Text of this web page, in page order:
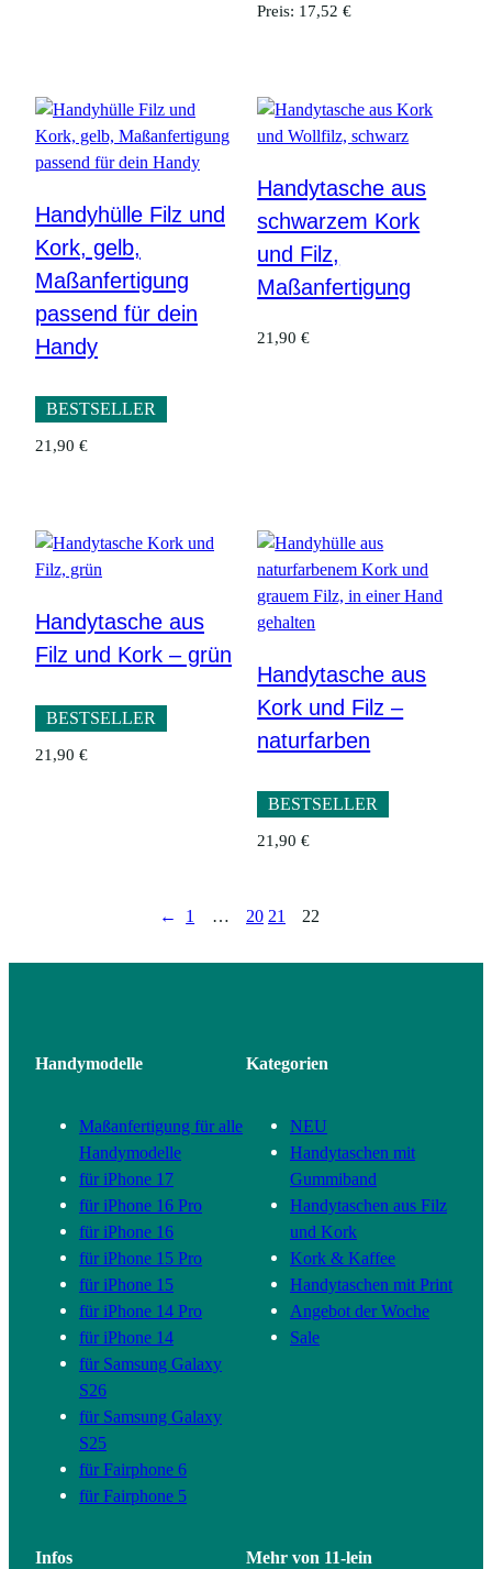
Preis: 17,52€Aktueller
Handyhülle Filz und
Kork, gelb,
Maßanfertigung
passend für dein
Handy
BESTSELLER
21,90 €
Handytasche aus
schwarzem Kork
und Filz,
Maßanfertigung
21,90€
Handytasche aus
Filz und Kork – grün
BESTSELLER
21,90 €
Handytasche aus
Kork und Filz –
naturfarben
BESTSELLER
21,90€
← 1 … 20 21 22
Handymodelle
Maßanfertigung für alle
Handymodelle
für iPhone 17
für iPhone 16 Pro
für iPhone 16
für iPhone 15 Pro
für iPhone 15
für iPhone 14 Pro
für iPhone 14
für Samsung Galaxy
S26
für Samsung Galaxy
S25
für Fairphone 6
für Fairphone 5
Kategorien
NEU
Handytaschen mit
Gummiband
Handytaschen aus Filz
und Kork
Kork & Kaffee
Handytaschen mit Print
Angebot der Woche
Sale
Infos Mehr von 11-lein